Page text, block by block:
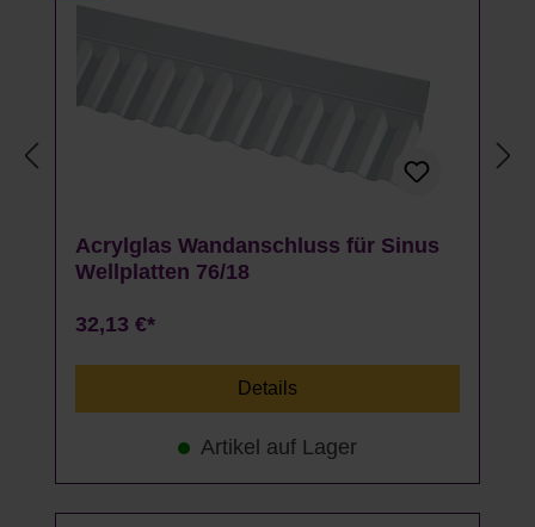
Acrylglas Wandanschluss für Sinus
Wellplatten 76/18
32,13 €*
Details
Artikel auf Lager